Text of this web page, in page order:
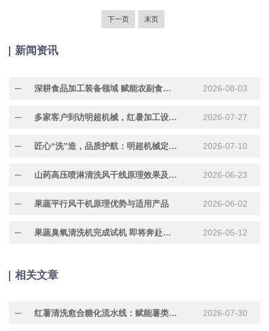
下一页 末页
新闻资讯
深耕食品加工装备领域 赋能农副食品产业提质增效 2026-08-03
多家客户到访明超机械，红暑加工设备现场试机洽谈合作 2026-07-27
匠心“洗”造，品质护航：明超机械定制化304不锈钢水果清洗机正在加紧赶制中 2026-07-10
山药高压喷淋清洗风干线原理效果及适用产品 2026-06-23
果蔬平行风干机原理优势与适用产品 2026-06-02
果蔬臭氧清洗机完成试机 即将奔赴市场 2026-05-12
相关文章
红薯清洗愈合糖化流水线：赋能薯类深加工标准化升级 2026-07-30